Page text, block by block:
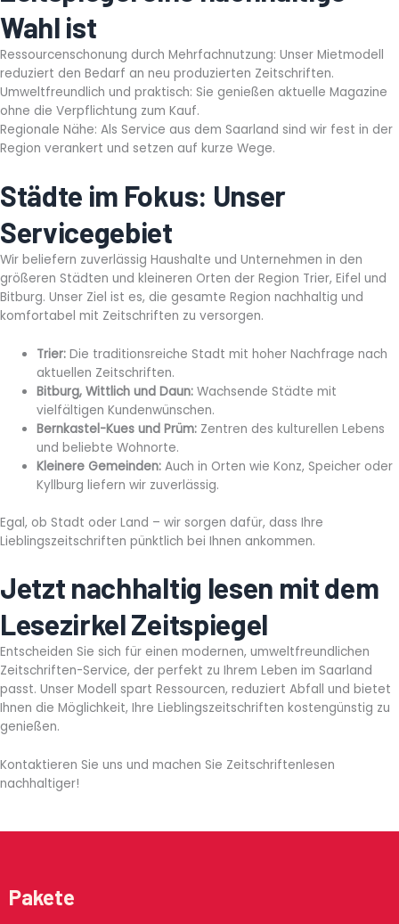
Wahl ist
Ressourcenschonung durch Mehrfachnutzung: Unser Mietmodell
reduziert den Bedarf an neu produzierten Zeitschriften.
Umweltfreundlich und praktisch: Sie genießen aktuelle Magazine
ohne die Verpflichtung zum Kauf.
Regionale Nähe: Als Service aus dem Saarland sind wir fest in der
Region verankert und setzen auf kurze Wege.
Städte im Fokus: Unser
Servicegebiet
Wir beliefern zuverlässig Haushalte und Unternehmen in den
größeren Städten und kleineren Orten der Region Trier, Eifel und
Bitburg. Unser Ziel ist es, die gesamte Region nachhaltig und
komfortabel mit Zeitschriften zu versorgen.
Trier: Die traditionsreiche Stadt mit hoher Nachfrage nach
aktuellen Zeitschriften.
Bitburg, Wittlich und Daun: Wachsende Städte mit
vielfältigen Kundenwünschen.
Bernkastel-Kues und Prüm: Zentren des kulturellen Lebens
und beliebte Wohnorte.
Kleinere Gemeinden: Auch in Orten wie Konz, Speicher oder
Kyllburg liefern wir zuverlässig.
Egal, ob Stadt oder Land – wir sorgen dafür, dass Ihre
Lieblingszeitschriften pünktlich bei Ihnen ankommen.
Jetzt nachhaltig lesen mit dem
Lesezirkel Zeitspiegel
Entscheiden Sie sich für einen modernen, umweltfreundlichen
Zeitschriften-Service, der perfekt zu Ihrem Leben im Saarland
passt. Unser Modell spart Ressourcen, reduziert Abfall und bietet
Ihnen die Möglichkeit, Ihre Lieblingszeitschriften kostengünstig zu
genießen.
Kontaktieren Sie uns und machen Sie Zeitschriftenlesen
nachhaltiger!
Pakete